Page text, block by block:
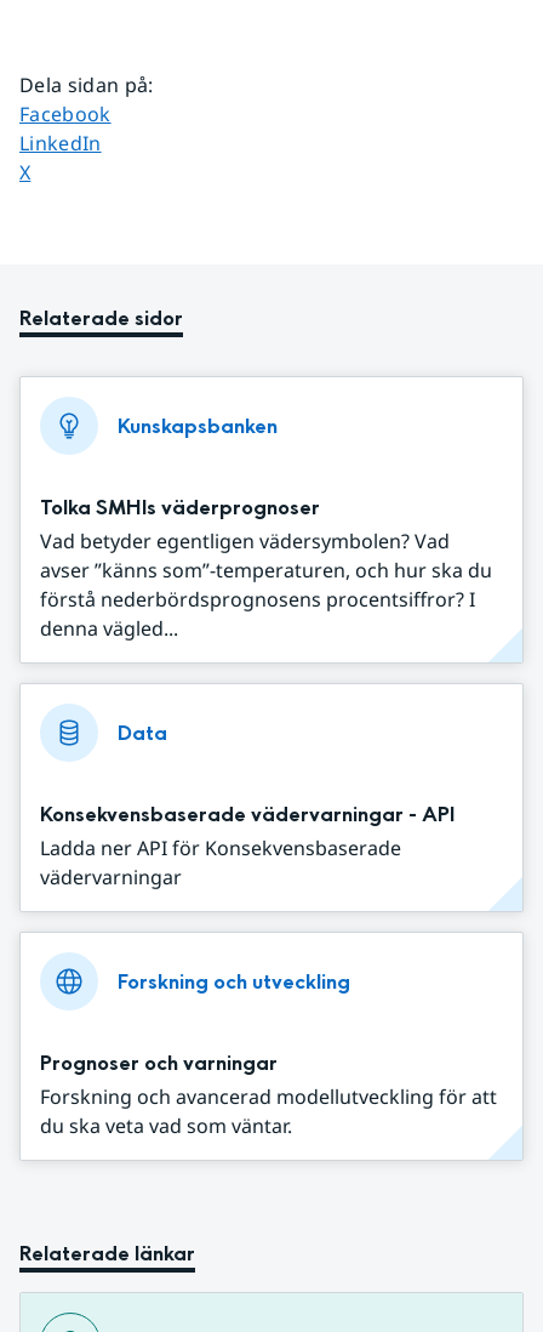
Dela sidan på:
Dela sidan på
Facebook
Dela sidan på
LinkedIn
Dela sidan på
X
Relaterade sidor
Kunskapsbanken
Tolka SMHIs väderprognoser
Vad betyder egentligen vädersymbolen? Vad
avser ”känns som”-temperaturen, och hur ska du
förstå nederbördsprognosens procentsiffror? I
denna vägled...
Data
Konsekvensbaserade vädervarningar - API
Ladda ner API för Konsekvensbaserade
vädervarningar
Forskning och utveckling
Prognoser och varningar
Forskning och avancerad modellutveckling för att
du ska veta vad som väntar.
Relaterade länkar